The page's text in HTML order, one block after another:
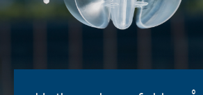
DALI
KNX-system
Service
Företag